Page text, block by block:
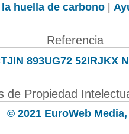
huella de carbono |
Referencia
893UG72 52IRJKX
de Propiedad
© 2021 EuroWeb